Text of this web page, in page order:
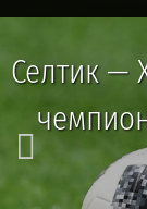
Селтик —